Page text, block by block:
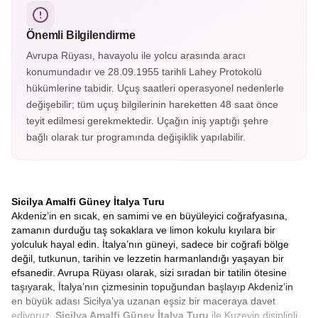
listesindedir. Krater yürüyüşleri ve lav manzaralarıyla
etkileyici bir doğa deneyimi sunar.
Önemli Bilgilendirme
Avrupa Rüyası, havayolu ile yolcu arasında aracı
konumundadır ve 28.09.1955 tarihli Lahey Protokolü
hükümlerine tabidir. Uçuş saatleri operasyonel nedenlerle
değişebilir; tüm uçuş bilgilerinin hareketten 48 saat önce
teyit edilmesi gerekmektedir. Uçağın iniş yaptığı şehre
bağlı olarak tur programında değişiklik yapılabilir.
Sicilya Amalfi Güney İtalya Turu
Akdeniz’in en sıcak, en samimi ve en büyüleyici coğrafyasına,
zamanın durduğu taş sokaklara ve limon kokulu kıyılara bir
yolculuk hayal edin. İtalya’nın güneyi, sadece bir coğrafi bölge
değil, tutkunun, tarihin ve lezzetin harmanlandığı yaşayan bir
efsanedir. Avrupa Rüyası olarak, sizi sıradan bir tatilin ötesine
taşıyarak, İtalya’nın çizmesinin topuğundan başlayıp Akdeniz’in
en büyük adası Sicilya’ya uzanan eşsiz bir maceraya davet
ediyoruz. Sicilya Amalfi Güney İtalya Turu ile Kuzeyin disiplinli